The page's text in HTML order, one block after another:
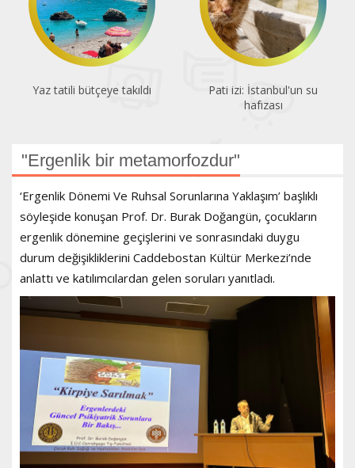
Pati izi: İstanbul'un su
Bir gezginin gözünden
Kadıköy
"Ergenlik bir metamorfozdur"
‘Ergenlik Dönemi Ve Ruhsal Sorunlarına Yaklaşım’ başlıklı
söyleşide konuşan Prof. Dr. Burak Doğangün, çocukların
ergenlik dönemine geçişlerini ve sonrasındaki duygu
durum değişikliklerini Caddebostan Kültür Merkezi’nde
anlattı ve katılımcılardan gelen soruları yanıtladı.